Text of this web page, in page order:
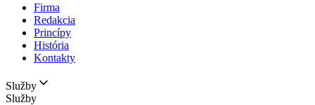
Firma
Redakcia
Princípy
História
Kontakty
Služby
Služby